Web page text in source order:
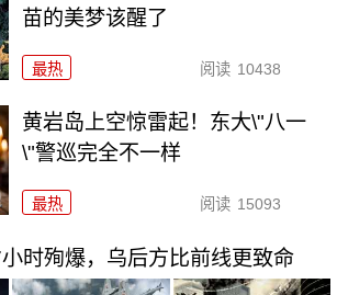
苗的美梦该醒了
最热 阅读 10438
黄岩岛上空惊雷起！东大\"八一
\"警巡完全不一样
最热 阅读 15093
时殉爆，乌后方比前线更致命